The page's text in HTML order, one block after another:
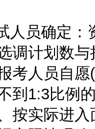
员确定：
调计划数
考人员自
到1:3比例
按实际进